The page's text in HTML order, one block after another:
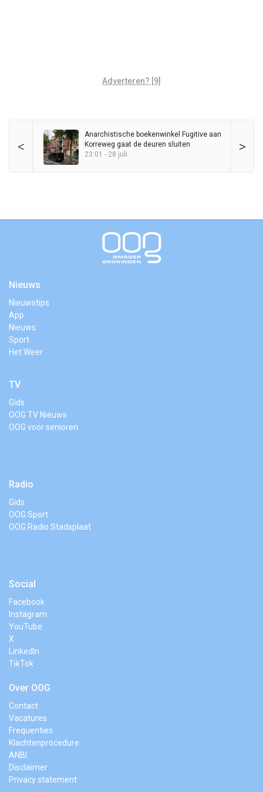
Adverteren? [9]
< >
Anarchistische boekenwinkel Fugitive aan
Korreweg gaat de deuren sluiten
23:01 - 28 juli
Nieuws
Nieuwstips
App
Nieuws
Sport
Het Weer
TV
Gids
OOG TV Nieuws
OOG voor senioren
Radio
Gids
OOG Sport
OOG Radio Stadsplaat
Social
Facebook
Instagram
YouTube
X
LinkedIn
TikTok
Over OOG
Contact
Vacatures
Frequenties
Klachtenprocedure
ANBI
Disclaimer
Privacy statement